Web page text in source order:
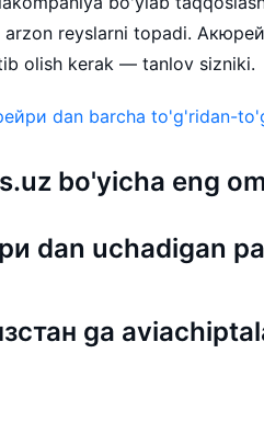
arzon reyslarni topadi.
olish kerak — tanlov sizniki.
dan barcha to'g'ridan-
bo'yicha eng
dan uchadigan
ga